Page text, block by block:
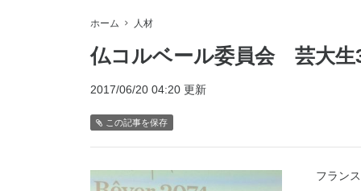
ホーム 人材
仏コルベール委員会 芸大生
2017/06/20 04:20 更新
この記事を保存
フランス